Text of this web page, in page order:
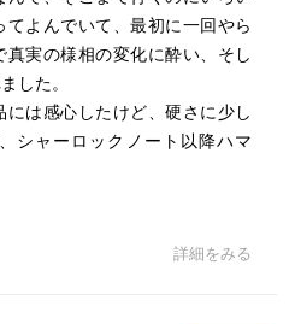
よんでいて、最初に一回やら
実の様相の変化に酔い、そし
した。
には感心したけど、硬さに少し
シャーロックノート以降ハマ
詳細をみる